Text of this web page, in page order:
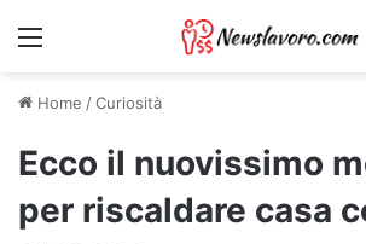
Menu
Home /Curiosità
Ecco il nuovissimo
per riscaldare casa